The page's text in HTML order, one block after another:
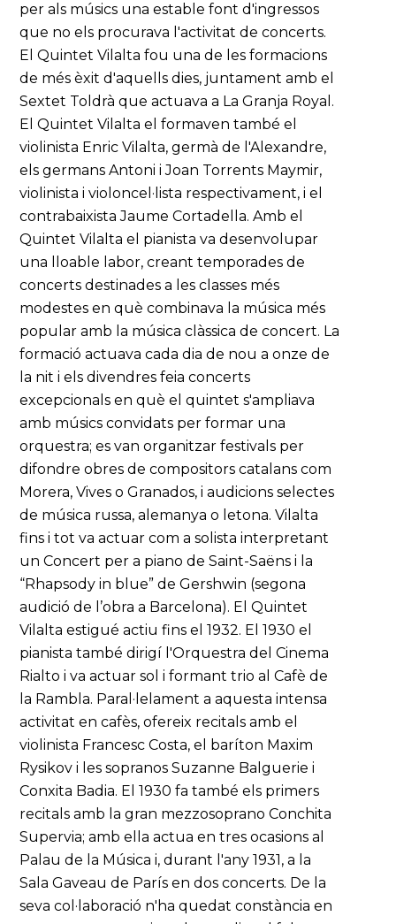
per als músics una estable font d'ingressos
que no els procurava l'activitat de concerts.
El Quintet Vilalta fou una de les formacions
de més èxit d'aquells dies, juntament amb el
Sextet Toldrà que actuava a La Granja Royal.
El Quintet Vilalta el formaven també el
violinista Enric Vilalta, germà de l'Alexandre,
els germans Antoni i Joan Torrents Maymir,
violinista i violoncel·lista respectivament, i el
contrabaixista Jaume Cortadella. Amb el
Quintet Vilalta el pianista va desenvolupar
una lloable labor, creant temporades de
concerts destinades a les classes més
modestes en què combinava la música més
popular amb la música clàssica de concert. La
formació actuava cada dia de nou a onze de
la nit i els divendres feia concerts
excepcionals en què el quintet s'ampliava
amb músics convidats per formar una
orquestra; es van organitzar festivals per
difondre obres de compositors catalans com
Morera, Vives o Granados, i audicions selectes
de música russa, alemanya o letona. Vilalta
fins i tot va actuar com a solista interpretant
un Concert per a piano de Saint-Saëns i la
“Rhapsody in blue” de Gershwin (segona
audició de l’obra a Barcelona). El Quintet
Vilalta estigué actiu fins el 1932. El 1930 el
pianista també dirigí l'Orquestra del Cinema
Rialto i va actuar sol i formant trio al Cafè de
la Rambla. Paral·lelament a aquesta intensa
activitat en cafès, ofereix recitals amb el
violinista Francesc Costa, el baríton Maxim
Rysikov i les sopranos Suzanne Balguerie i
Conxita Badia. El 1930 fa també els primers
recitals amb la gran mezzosoprano Conchita
Supervia; amb ella actua en tres ocasions al
Palau de la Música i, durant l'any 1931, a la
Sala Gaveau de París en dos concerts. De la
seva col·laboració n'ha quedat constància en